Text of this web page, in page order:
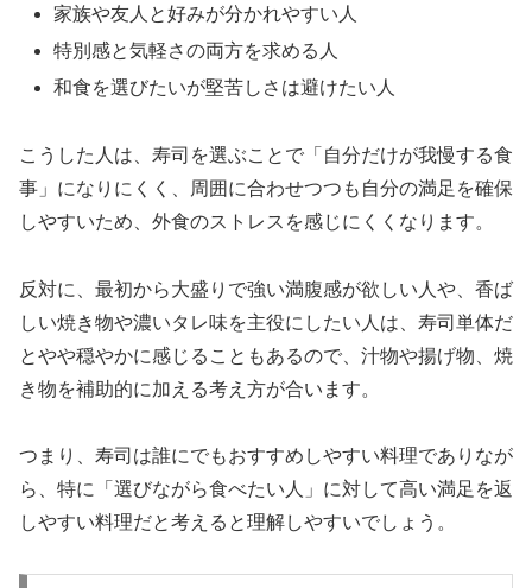
家族や友人と好みが分かれやすい人
特別感と気軽さの両方を求める人
和食を選びたいが堅苦しさは避けたい人
こうした人は、寿司を選ぶことで「自分だけが我慢する食
事」になりにくく、周囲に合わせつつも自分の満足を確保
しやすいため、外食のストレスを感じにくくなります。
反対に、最初から大盛りで強い満腹感が欲しい人や、香ば
しい焼き物や濃いタレ味を主役にしたい人は、寿司単体だ
とやや穏やかに感じることもあるので、汁物や揚げ物、焼
き物を補助的に加える考え方が合います。
つまり、寿司は誰にでもおすすめしやすい料理でありなが
ら、特に「選びながら食べたい人」に対して高い満足を返
しやすい料理だと考えると理解しやすいでしょう。